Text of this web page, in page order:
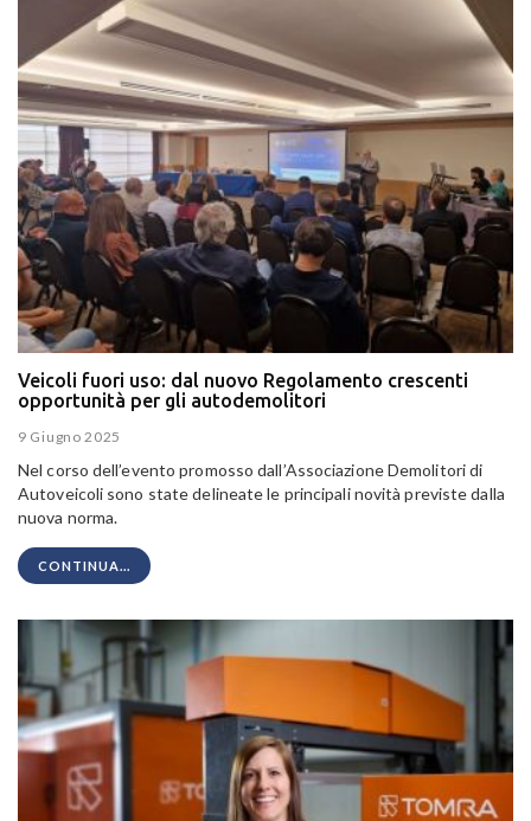
Veicoli fuori uso: dal nuovo Regolamento crescenti
opportunità per gli autodemolitori
9 Giugno 2025
Nel corso dell’evento promosso dall’Associazione Demolitori di
Autoveicoli sono state delineate le principali novità previste dalla
nuova norma.
CONTINUA...